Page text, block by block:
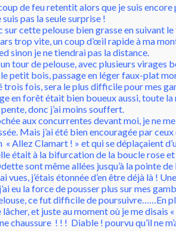
de feu retentit alors que je suis
pas la seule surprise !
sur cette pelouse bien grasse en suivant
trop vite, un coup d’œil rapide à ma
sinon je ne tiendrai pas la distance.
tour de pelouse, avec plusieurs virages
petit bois, passage en léger faux-plat
trois fois, sera le plus difficile pour mes
en forêt était bien boueux aussi, toute
donc j’ai moins souffert.
aux concurrentes devant moi, je ne
Mais j’ai été bien encouragée par
« Allez Clamart ! » et qui se déplaçaient
était à la bifurcation de la boucle rose
sont même allées jusqu’à la pointe
vues, j’étais étonnée d’en être déjà là !
eu la force de pousser plus sur mes
ce fut difficile de poursuivre……En
et juste au moment où je me disais
chaussure ! ! ! Diable ! pourvu qu’il ne